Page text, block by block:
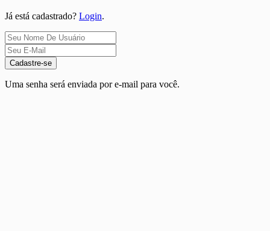
Já está cadastrado? Login.
Cadastre-se
Uma senha será enviada por e-mail para você.